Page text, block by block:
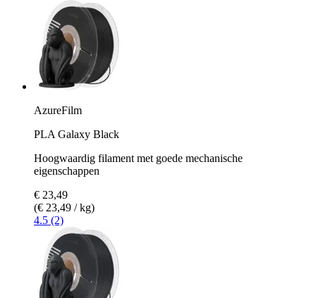
AzureFilm
PLA Galaxy Black
Hoogwaardig filament met goede mechanische
eigenschappen
€ 23,49
(€ 23,49 / kg)
4.5 (2)